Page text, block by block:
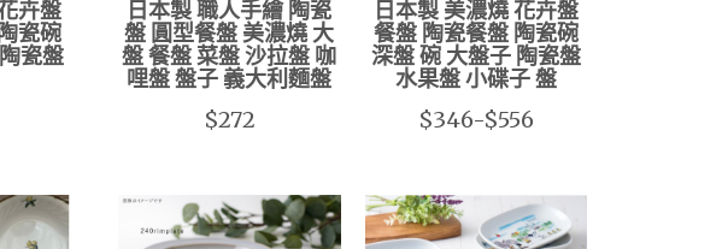
卉盤
瓷碗
瓷盤
日本製 職人手繪 陶瓷
盤 圓型餐盤 美濃燒 大
盤 餐盤 菜盤 沙拉盤 咖
哩盤 盤子 義大利麵盤
$272
日本製 美濃燒 花卉盤
餐盤 陶瓷餐盤 陶瓷碗
深盤 碗 大盤子 陶瓷盤
水果盤 小碟子 盤
$346-$556